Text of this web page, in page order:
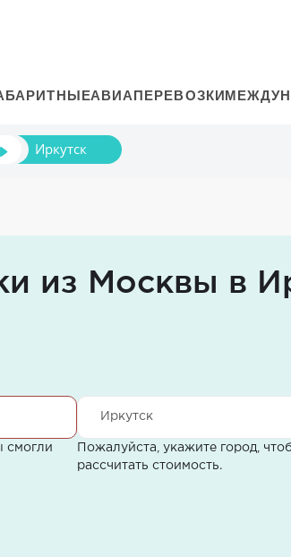
АВИАПЕРЕВОЗКИ
Иркутск
из Москвы в
смогли
Пожалуйста, укажите город,
рассчитать стоимость.